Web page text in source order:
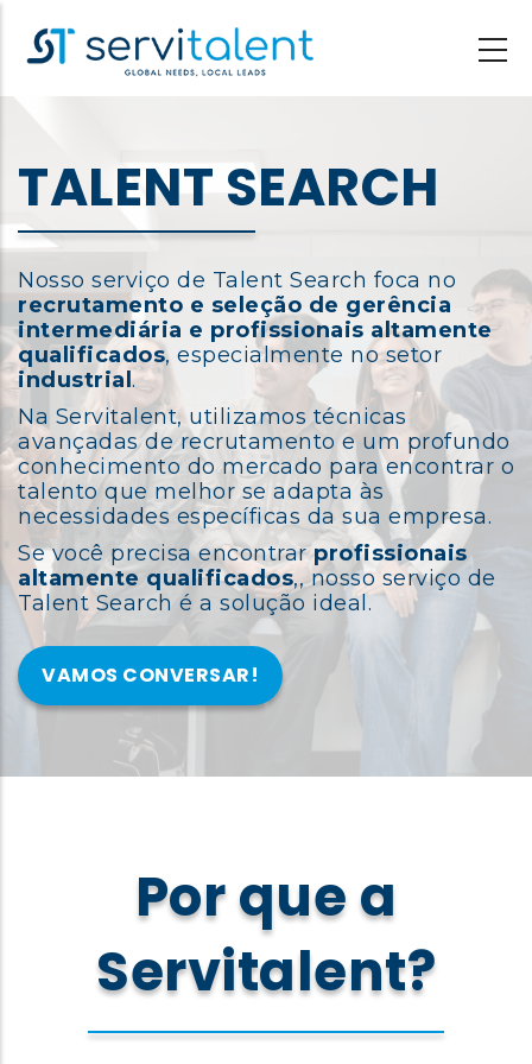
para
TALENT SEARCH
Nosso serviço de Talent Search foca no
recrutamento e seleção de gerência
intermediária e profissionais altamente
qualificados, especialmente no setor
industrial.
Na Servitalent, utilizamos técnicas
avançadas de recrutamento e um profundo
conhecimento do mercado para encontrar o
talento que melhor se adapta às
necessidades específicas da sua empresa.
Se você precisa encontrarprofissionais
altamente qualificados,, nosso serviço de
Talent Search é a solução ideal.
VAMOS CONVERSAR!
Por que a
Servitalent?